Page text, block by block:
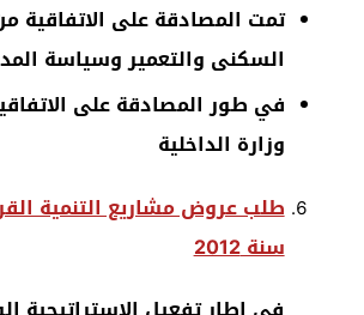
تمت المصادقة على الاتفاقية
السكنى والتعمير وسياسة
في طور المصادقة على
وزارة الداخلية
طلب عروض مشاريع التنمية
سنة 2012